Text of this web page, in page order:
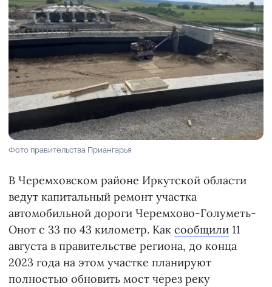
Фото правительства Приангарья
В Черемховском районе Иркутской области
ведут капитальный ремонт участка
автомобильной дороги Черемхово-Голуметь-
Онот с 33 по 43 километр. Как сообщили 11
августа в правительстве региона, до конца
2023 года на этом участке планируют
полностью обновить мост через реку